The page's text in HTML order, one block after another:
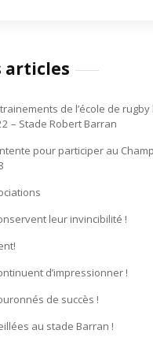
articles
de l’école de rugby
– Stade Robert Barran
pour participer au
leur invincibilité !
d’impressionner !
de succès !
au stade Barran !